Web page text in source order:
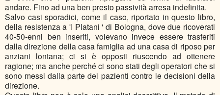
andare. Fino ad una ben presto passività arresa indefinita.
Salvo casi sporadici, come il caso, riportato in questo libro,
della resistenza a 'I Platani ' di Bologna, dove due ricoverati
40-50-enni ben inseriti, volevano invece essere trasferiti
dalla direzione della casa famiglia ad una casa di riposo per
anziani lontana; ci si è opposti riuscendo ad ottenere
ragione; ma anche perché ci sono stati degli operatori che si
sono messi dalla parte dei pazienti contro le decisioni della
direzione.